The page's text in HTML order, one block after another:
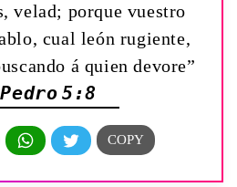
velad; porque vuestro
cual león rugiente,
á quien devore”
5:8